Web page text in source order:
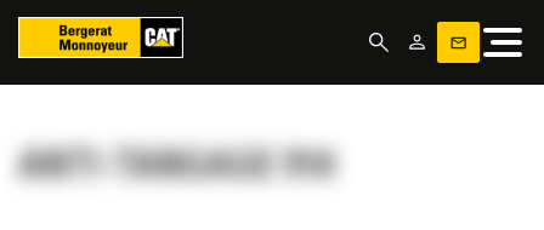
ANTI-TANGAGE 910
Panneau de gestion des cookies